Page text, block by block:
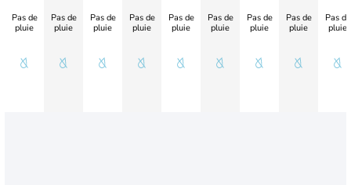
Pas de
pluie
Pas de
pluie
Pas de
pluie
Pas de
pluie
Pas de
pluie
Pas de
pluie
Pas de
pluie
Pas de
pluie
Pas de
pluie